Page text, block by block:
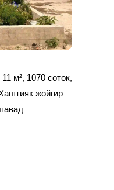
м², 1070 соток,
жойгир